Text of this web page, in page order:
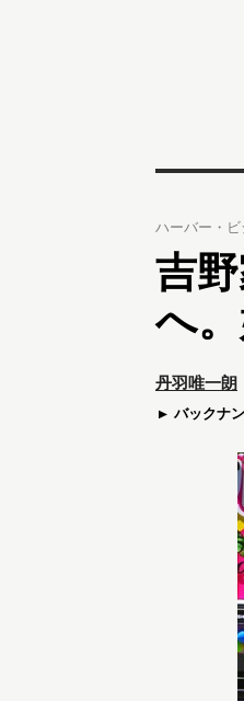
ハーバー・
吉
へ
丹羽唯一朗
バックナ